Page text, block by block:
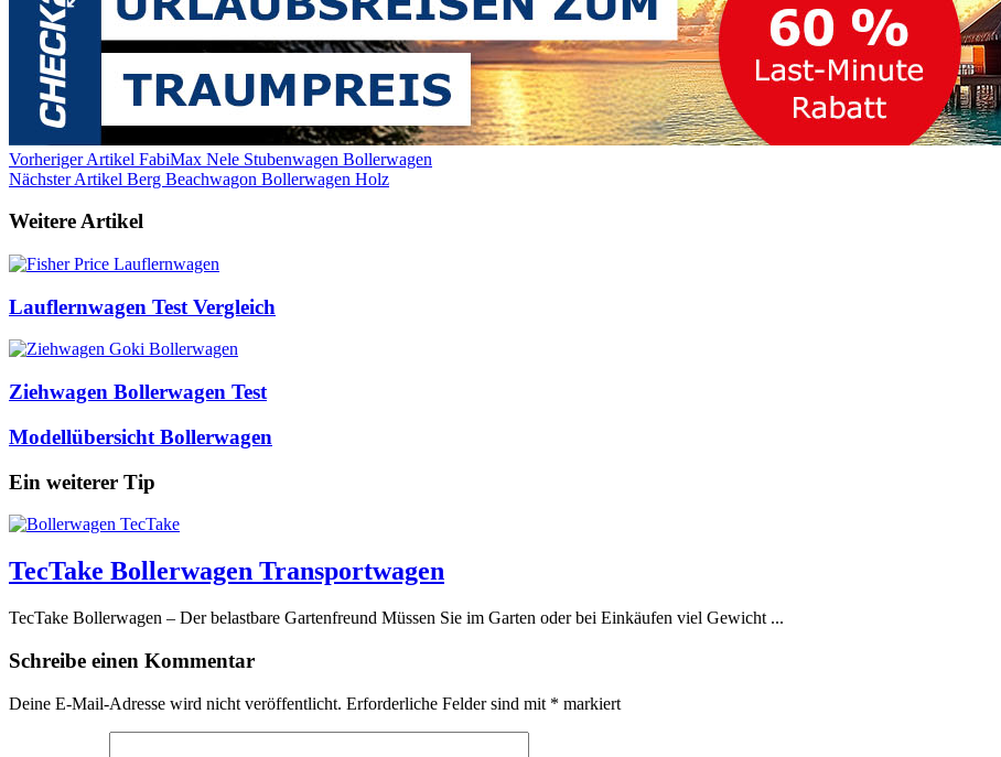
Vorheriger Artikel FabiMax Nele Stubenwagen Bollerwagen
Nächster Artikel Berg Beachwagon Bollerwagen Holz
Weitere Artikel
Lauflernwagen Test Vergleich
Ziehwagen Bollerwagen Test
Modellübersicht Bollerwagen
Ein weiterer Tip
TecTake Bollerwagen Transportwagen
TecTake Bollerwagen – Der belastbare Gartenfreund Müssen Sie im Garten oder bei Einkäufen viel Gewicht ...
Schreibe einen Kommentar
Deine E-Mail-Adresse wird nicht veröffentlicht. Erforderliche Felder sind mit * markiert